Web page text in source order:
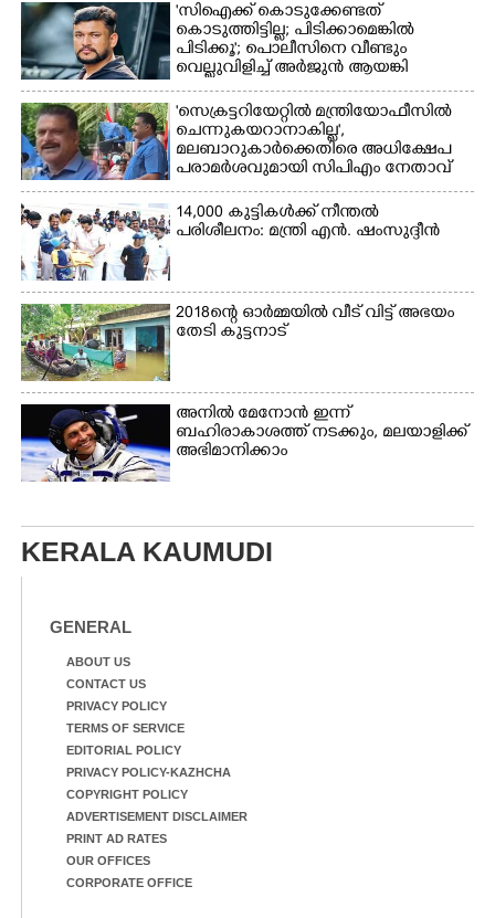
'സിഐക്ക് കൊടുക്കേണ്ടത്
കൊടുത്തിട്ടില്ല; പിടിക്കാമെങ്കിൽ
പിടിക്കൂ'; പൊലീസിനെ വീണ്ടും
വെല്ലുവിളിച്ച് അർജുൻ ആയങ്കി
'സെക്രട്ടറിയേറ്റിൽ മന്ത്രിയോഫീസിൽ
ചെന്നുകയറാനാകില്ല',
മലബാറുകാർക്കെതിരെ അധിക്ഷേപ
പരാമർശവുമായി സിപിഎം നേതാവ്‌
14,000 കുട്ടികൾക്ക് നീന്തൽ
പരിശീലനം: മന്ത്രി എൻ. ഷംസുദ്ദീൻ
2018ന്റെ ഓർമ്മയിൽ വീട് വിട്ട് അഭയം
തേടി കുട്ടനാട്
അനിൽ മേനോൻ ഇന്ന്
ബഹിരാകാശത്ത് നടക്കും, മലയാളിക്ക്
അഭിമാനിക്കാം
KERALA KAUMUDI
GENERAL
ABOUT US
CONTACT US
PRIVACY POLICY
TERMS OF SERVICE
EDITORIAL POLICY
PRIVACY POLICY-KAZHCHA
COPYRIGHT POLICY
ADVERTISEMENT DISCLAIMER
PRINT AD RATES
OUR OFFICES
CORPORATE OFFICE